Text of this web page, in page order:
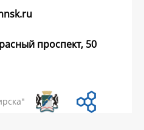
проспект, 50